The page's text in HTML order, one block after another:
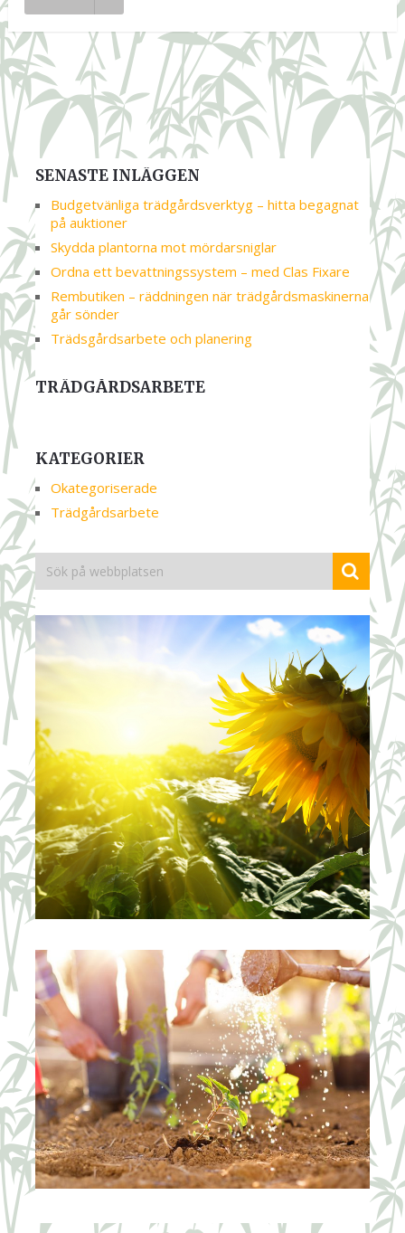
SENASTE INLÄGGEN
Budgetvänliga trädgårdsverktyg – hitta begagnat
på auktioner
Skydda plantorna mot mördarsniglar
Ordna ett bevattningssystem – med Clas Fixare
Rembutiken – räddningen när trädgårdsmaskinerna
går sönder
Trädsgårdsarbete och planering
TRÄDGÅRDSARBETE
KATEGORIER
Okategoriserade
Trädgårdsarbete